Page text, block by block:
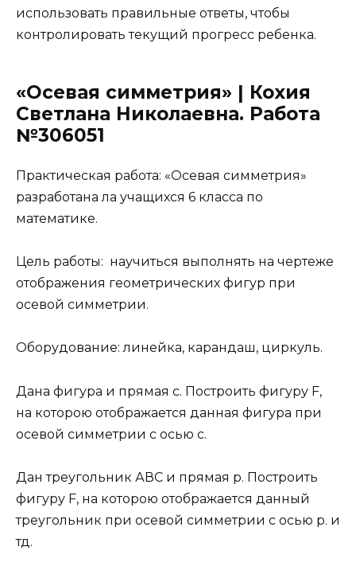
использовать правильные ответы, чтобы
контролировать текущий прогресс ребенка.
«Осевая симметрия» | Кохия
Светлана Николаевна. Работа
№306051
Практическая работа: «Осевая симметрия»
разработана ла учащихся 6 класса по
математике.
Цель работы: научиться выполнять на чертеже
отображения геометрических фигур при
осевой симметрии.
Оборудование: линейка, карандаш, циркуль.
Дана фигура и прямая с. Построить фигуру F,
на которою отображается данная фигура при
осевой симметрии с осью с.
Дан треугольник АВС и прямая p. Построить
фигуру F, на которою отображается данный
треугольник при осевой симметрии с осью р. и
тд.